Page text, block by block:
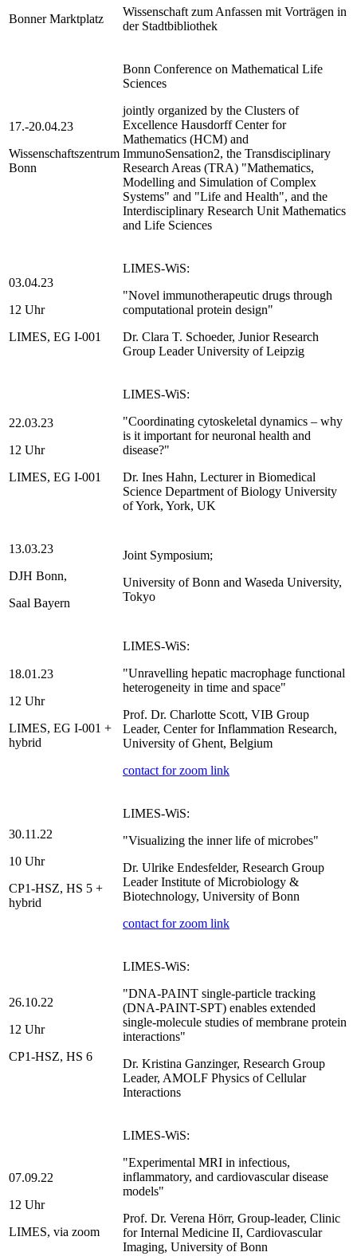
Bonner Marktplatz
Wissenschaft zum Anfassen mit Vorträgen in
der Stadtbibliothek
17.-20.04.23
Wissenschaftszentrum
Bonn
Bonn Conference on Mathematical Life
Sciences
jointly organized by the Clusters of
Excellence Hausdorff Center for
Mathematics (HCM) and
ImmunoSensation2, the Transdisciplinary
Research Areas (TRA) "Mathematics,
Modelling and Simulation of Complex
Systems" and "Life and Health", and the
Interdisciplinary Research Unit Mathematics
and Life Sciences
03.04.23
12 Uhr
LIMES, EG I-001
LIMES-WiS:
"Novel immunotherapeutic drugs through
computational protein design"
Dr. Clara T. Schoeder, Junior Research
Group Leader University of Leipzig
22.03.23
12 Uhr
LIMES, EG I-001
LIMES-WiS:
"Coordinating cytoskeletal dynamics – why
is it important for neuronal health and
disease?"
Dr. Ines Hahn, Lecturer in Biomedical
Science Department of Biology University
of York, York, UK
13.03.23
DJH Bonn,
Saal Bayern
Joint Symposium;
University of Bonn and Waseda University,
Tokyo
18.01.23
12 Uhr
LIMES, EG I-001 +
hybrid
LIMES-WiS:
"Unravelling hepatic macrophage functional
heterogeneity in time and space"
Prof. Dr. Charlotte Scott, VIB Group
Leader, Center for Inflammation Research,
University of Ghent, Belgium
contact for zoom link
30.11.22
10 Uhr
CP1-HSZ, HS 5 +
hybrid
LIMES-WiS:
"Visualizing the inner life of microbes"
Dr. Ulrike Endesfelder, Research Group
Leader Institute of Microbiology &
Biotechnology, University of Bonn
contact for zoom link
26.10.22
12 Uhr
CP1-HSZ, HS 6
LIMES-WiS:
"DNA-PAINT single-particle tracking
(DNA-PAINT-SPT) enables extended
single-molecule studies of membrane protein
interactions"
Dr. Kristina Ganzinger, Research Group
Leader, AMOLF Physics of Cellular
Interactions
07.09.22
12 Uhr
LIMES, via zoom
LIMES-WiS:
"Experimental MRI in infectious,
inflammatory, and cardiovascular disease
models"
Prof. Dr. Verena Hörr, Group-leader, Clinic
for Internal Medicine II, Cardiovascular
Imaging, University of Bonn